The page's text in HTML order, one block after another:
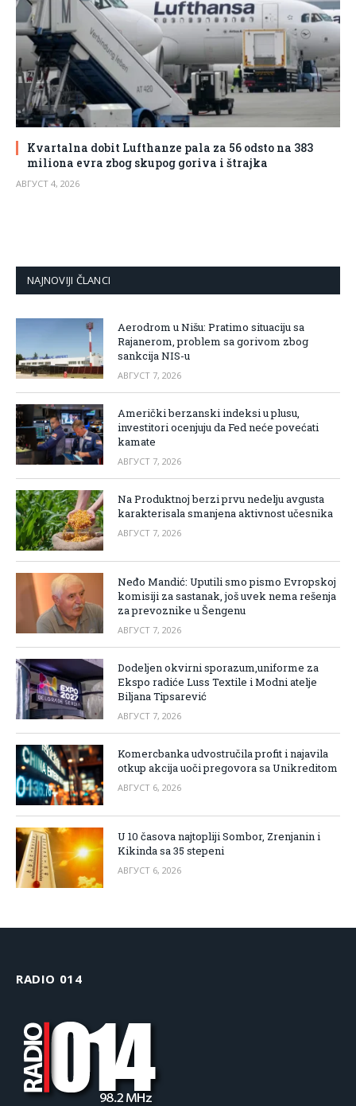
Kvartalna dobit Lufthanze pala za 56 odsto na 383
miliona evra zbog skupog goriva i štrajka
АВГУСТ 4, 2026
NAJNOVIJI ČLANCI
Aerodrom u Nišu: Pratimo situaciju sa
Rajanerom, problem sa gorivom zbog
sankcija NIS-u
АВГУСТ 7, 2026
Američki berzanski indeksi u plusu,
investitori ocenjuju da Fed neće povećati
kamate
АВГУСТ 7, 2026
Na Produktnoj berzi prvu nedelju avgusta
karakterisala smanjena aktivnost učesnika
АВГУСТ 7, 2026
Neđo Mandić: Uputili smo pismo Evropskoj
komisiji za sastanak, još uvek nema rešenja
za prevoznike u Šengenu
АВГУСТ 7, 2026
Dodeljen okvirni sporazum,uniforme za
Ekspo radiće Luss Textile i Modni atelje
Biljana Tipsarević
АВГУСТ 7, 2026
Komercbanka udvostručila profit i najavila
otkup akcija uoči pregovora sa Unikreditom
АВГУСТ 6, 2026
U 10 časova najtopliji Sombor, Zrenjanin i
Kikinda sa 35 stepeni
АВГУСТ 6, 2026
RADIO 014